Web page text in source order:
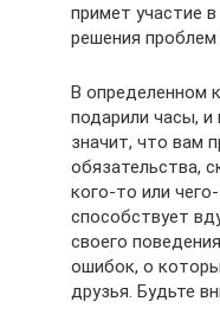
примет участие
решения проблем
В определенном
подарили часы, и
значит, что вам
обязательства,
кого-то или
способствует
своего
ошибок, о
друзья. Будьте